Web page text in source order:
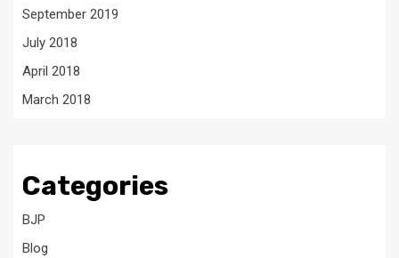
September 2019
July 2018
April 2018
March 2018
Categories
BJP
Blog